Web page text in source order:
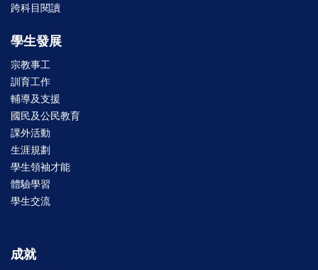
跨科目閱讀
學生發展
宗教事工
訓育工作
輔導及支援
國民及公民教育
課外活動
生涯規劃
學生領袖才能
體驗學習
學生交流
成就